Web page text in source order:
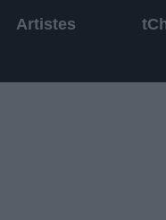
Artistes